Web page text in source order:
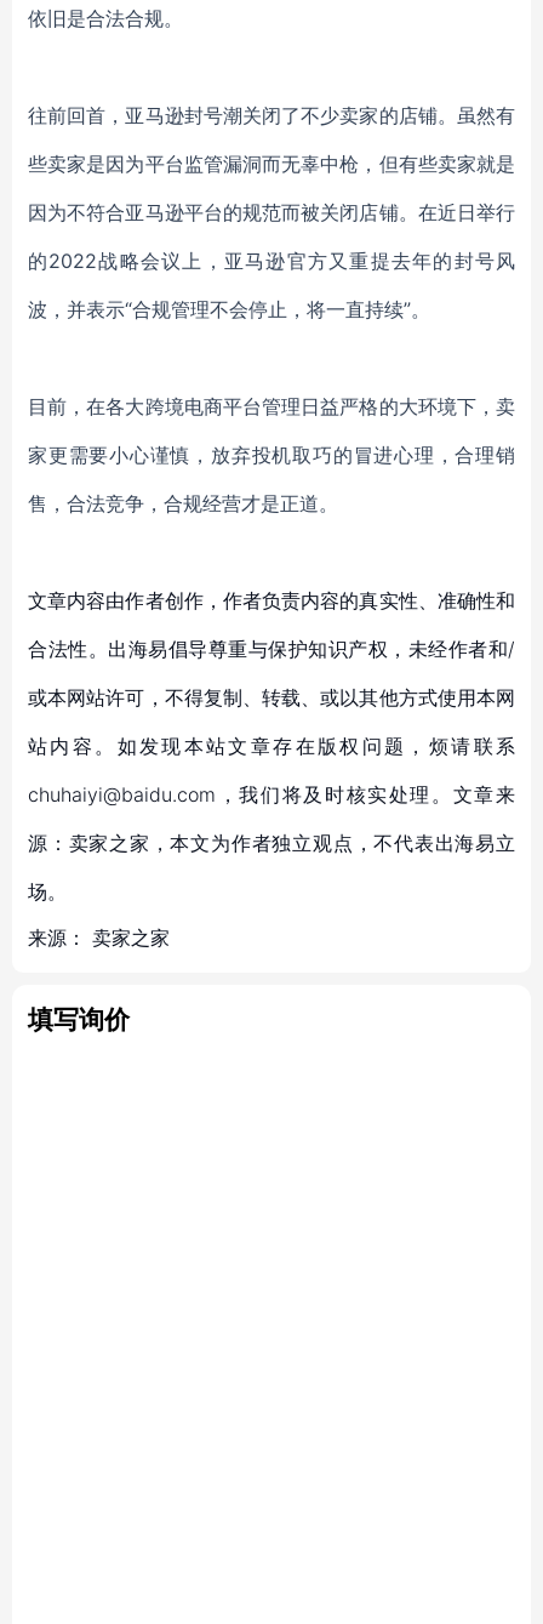
依旧是合法合规。
往前回首，亚马逊封号潮关闭了不少卖家的店铺。虽然有
些卖家是因为平台监管漏洞而无辜中枪，但有些卖家就是
因为不符合亚马逊平台的规范而被关闭店铺。在近日举行
的2022战略会议上，亚马逊官方又重提去年的封号风
波，并表示“合规管理不会停止，将一直持续”。
目前，在各大跨境电商平台管理日益严格的大环境下，卖
家更需要小心谨慎，放弃投机取巧的冒进心理，合理销
售，合法竞争，合规经营才是正道。
文章内容由作者创作，作者负责内容的真实性、准确性和
合法性。出海易倡导尊重与保护知识产权，未经作者和/
或本网站许可，不得复制、转载、或以其他方式使用本网
站内容。如发现本站文章存在版权问题，烦请联系
chuhaiyi@baidu.com，我们将及时核实处理。文章来
源：卖家之家，本文为作者独立观点，不代表出海易立
场。
来源： 卖家之家
填写询价